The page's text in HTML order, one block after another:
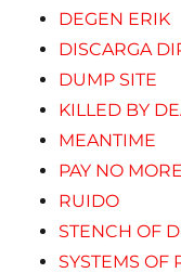
DEGEN ERIK
DISCARGA
DUMP SITE
KILLED BY
MEANTIME
PAY NO
RUIDO
STENCH OF
SYSTEMS OF